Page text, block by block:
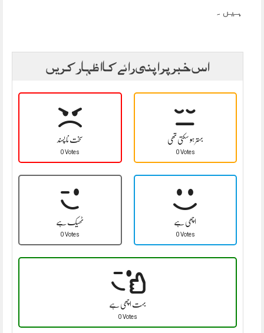
ہیں۔
اس خبر پر اپنی رائے کا اظہار کریں
سخت نا پسند
0 Votes
بہتر ہو سکتی تھی
0 Votes
ٹھیک ہے
0 Votes
اچھی ہے
0 Votes
بہت اچھی ہے
0 Votes